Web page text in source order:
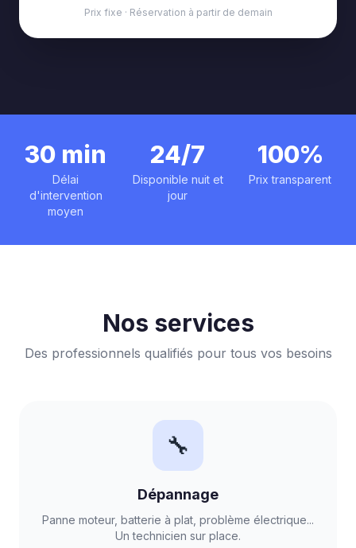
Prix fixe · Réservation à partir de demain
30 min
Délai
d'intervention
moyen
24/7
Disponible nuit et
jour
100%
Prix transparent
Nos services
Des professionnels qualifiés pour tous vos besoins
🔧
Dépannage
Panne moteur, batterie à plat, problème électrique...
Un technicien sur place.